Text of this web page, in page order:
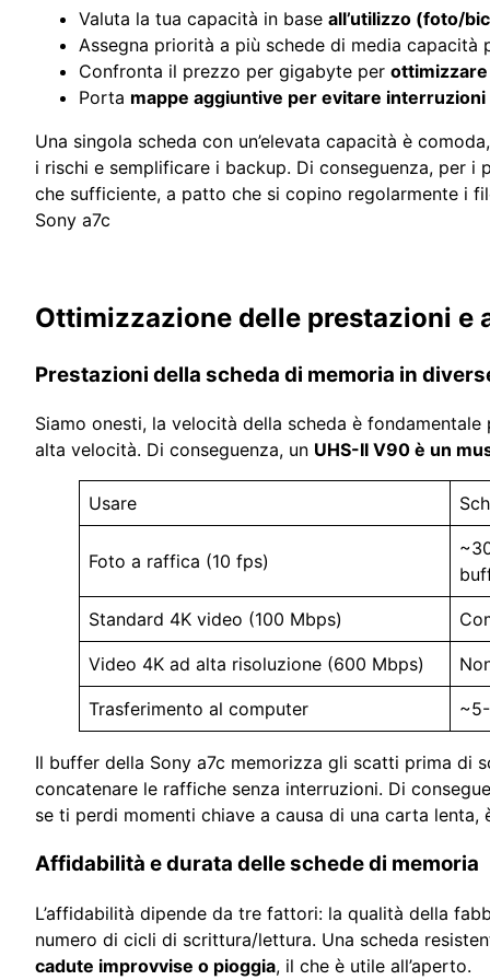
Valuta la tua capacità in base all’utilizzo (foto/
Assegna priorità a più schede di media capacità
Confronta il prezzo per gigabyte per ottimizzare
Porta mappe aggiuntive per evitare interruzioni
Una singola scheda con un’elevata capacità è
i rischi e semplificare i backup. Di conseguenza, per
che sufficiente, a patto che si copino regolarmente i
Sony a7c
Ottimizzazione delle prestazioni e
Prestazioni della scheda di memoria in
Siamo onesti, la velocità della scheda è
alta velocità. Di conseguenza, un UHS-II V90 è un
Usare
Foto a raffica (10 fps)
Standard 4K video (100 Mbps)
Video 4K ad alta risoluzione (600 Mbps)
Trasferimento al computer
Il buffer della Sony a7c memorizza gli scatti prima di
concatenare le raffiche senza interruzioni. Di
se ti perdi momenti chiave a causa di una carta
Affidabilità e durata delle schede di memoria
L’affidabilità dipende da tre fattori: la qualità della
numero di cicli di scrittura/lettura. Una scheda
cadute improvvise o pioggia, il che è utile all’aperto.